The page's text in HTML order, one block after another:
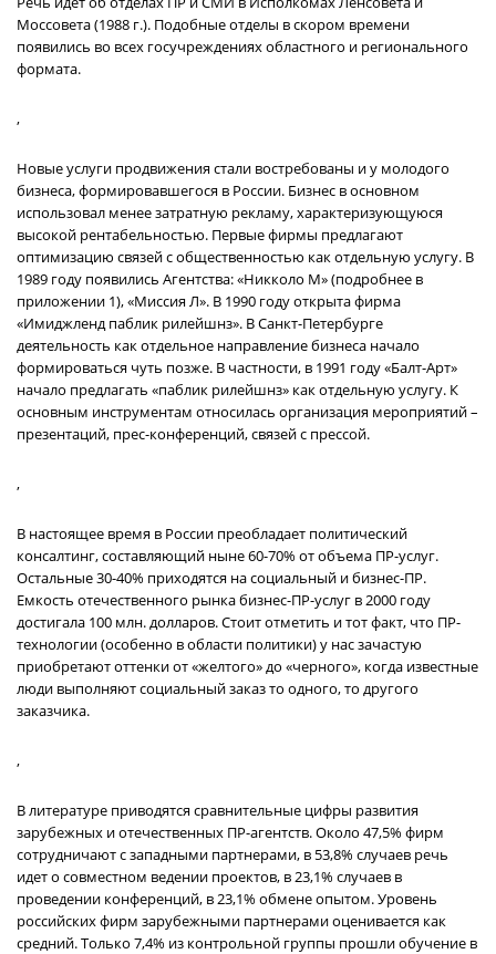
Моссовета (1988 г.). Подобные отделы в скором времени
появились во всех госучреждениях областного и регионального
формата.
,
Новые услуги продвижения стали востребованы и у молодого
бизнеса, формировавшегося в России. Бизнес в основном
использовал менее затратную рекламу, характеризующуюся
высокой рентабельностью. Первые фирмы предлагают
оптимизацию связей с общественностью как отдельную услугу. В
1989 году появились Агентства: «Никколо М» (подробнее в
приложении 1), «Миссия Л». В 1990 году открыта фирма
«Имиджленд паблик рилейшнз». В Санкт-Петербурге
деятельность как отдельное направление бизнеса начало
формироваться чуть позже. В частности, в 1991 году «Балт-Арт»
начало предлагать «паблик рилейшнз» как отдельную услугу. К
основным инструментам относилась организация мероприятий –
презентаций, прес-конференций, связей с прессой.
,
В настоящее время в России преобладает политический
консалтинг, составляющий ныне 60-70% от объема ПР-услуг.
Остальные 30-40% приходятся на социальный и бизнес-ПР.
Емкость отечественного рынка бизнес-ПР-услуг в 2000 году
достигала 100 млн. долларов. Стоит отметить и тот факт, что ПР-
технологии (особенно в области политики) у нас зачастую
приобретают оттенки от «желтого» до «черного», когда известные
люди выполняют социальный заказ то одного, то другого
заказчика.
,
В литературе приводятся сравнительные цифры развития
зарубежных и отечественных ПР-агентств. Около 47,5% фирм
сотрудничают с западными партнерами, в 53,8% случаев речь
идет о совместном ведении проектов, в 23,1% случаев в
проведении конференций, в 23,1% обмене опытом. Уровень
российских фирм зарубежными партнерами оценивается как
средний. Только 7,4% из контрольной группы прошли обучение в